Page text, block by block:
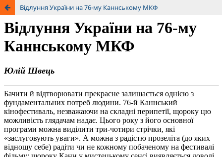
Відлуння України на 76-му Каннському МКФ